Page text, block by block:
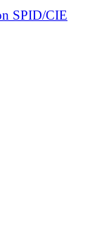
SPID/CIE